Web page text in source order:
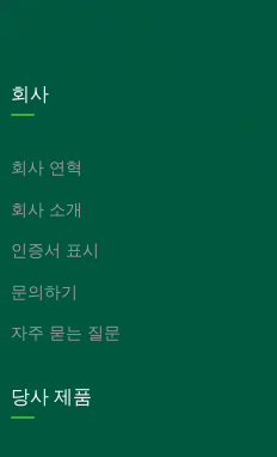
회사
회사 연혁
회사 소개
인증서 표시
문의하기
자주 묻는 질문
당사 제품